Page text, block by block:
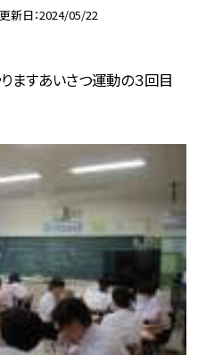
更新日 2024/05/22
ますあいさつ運動の３回目